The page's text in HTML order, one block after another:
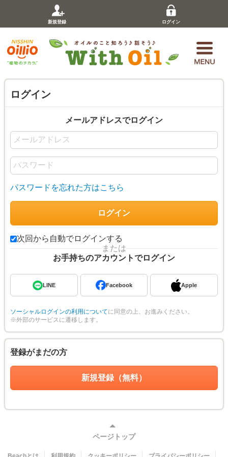
新規登録 ログイン
ログイン
メールアドレスでログイン
パスワードを忘れた方はこちら
次回から自動でログインする
または
お手持ちのアカウントでログイン
LINE Facebook Apple
ソーシャルログインの利用についてに同意の上、お進みください。
※外部のサービスに遷移します。
登録がまだの方
新規登録（無料）
ページトップ